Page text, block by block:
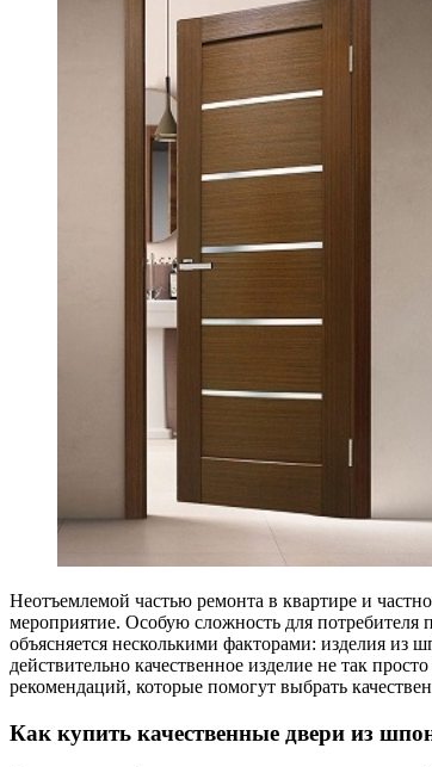
Неотъемлемой частью ремонта в квартире и
мероприятие. Особую сложность для
объясняется несколькими факторами: изделия из
действительно качественное изделие не так
рекомендаций, которые помогут выбрать
Как купить качественные двери из